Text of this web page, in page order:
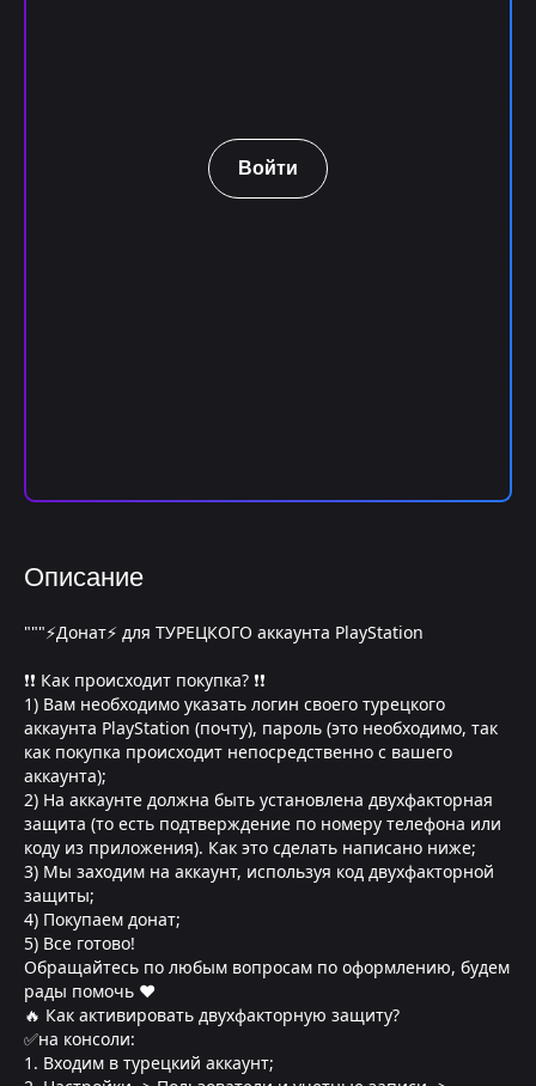
Войти
Описание
"""⚡Донат⚡ для ТУРЕЦКОГО аккаунта PlayStation
❗❗ Как происходит покупка? ❗❗
1) Вам необходимо указать логин своего турецкого
аккаунта PlayStation (почту), пароль (это необходимо, так
как покупка происходит непосредственно с вашего
аккаунта);
2) На аккаунте должна быть установлена двухфакторная
защита (то есть подтверждение по номеру телефона или
коду из приложения). Как это сделать написано ниже;
3) Мы заходим на аккаунт, используя код двухфакторной
защиты;
4) Покупаем донат;
5) Все готово!
Обращайтесь по любым вопросам по оформлению, будем
рады помочь ❤
🔥 Как активировать двухфакторную защиту?
✅на консоли:
1. Входим в турецкий аккаунт;